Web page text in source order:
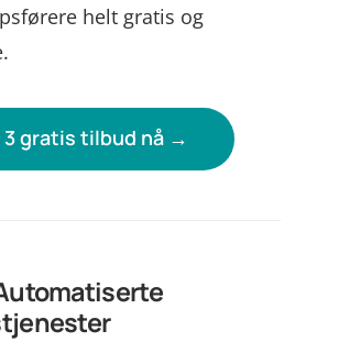
helt gratis og
3 gratis tilbud nå →